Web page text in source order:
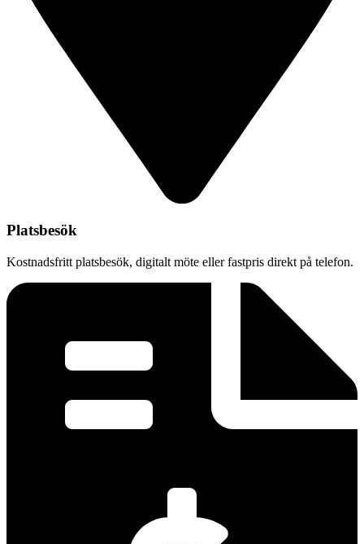
Platsbesök
Kostnadsfritt platsbesök, digitalt möte eller fastpris direkt på telefon.